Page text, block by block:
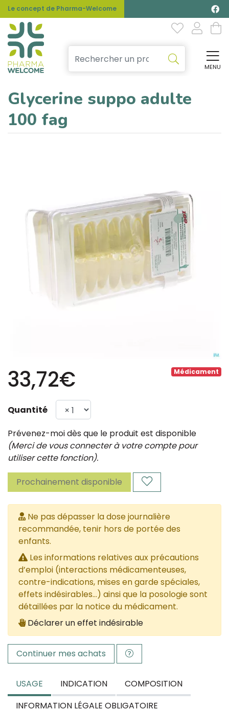
Le concept de Pharma-Welcome
MENU
Glycerine suppo adulte
100 fag
Médicament
33,72€
Quantité
Prévenez-moi dès que le produit est disponible
(Merci de vous connecter à votre compte pour
utiliser cette fonction).
Prochainement disponible
Ne pas dépasser la dose journalière
recommandée, tenir hors de portée des
enfants.
Les informations relatives aux précautions
d’emploi (interactions médicamenteuses,
contre-indications, mises en garde spéciales,
effets indésirables...) ainsi que la posologie sont
détaillées par la notice du médicament.
Déclarer un effet indésirable
Continuer mes achats
USAGE INDICATION
COMPOSITION
INFORMATION LÉGALE OBLIGATOIRE